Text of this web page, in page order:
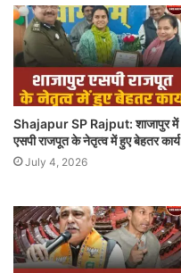
Shajapur SP Rajput: शाजापुर में
एसपी राजपूत के नेतृत्व में हुए बेहतर कार्य
July 4, 2026